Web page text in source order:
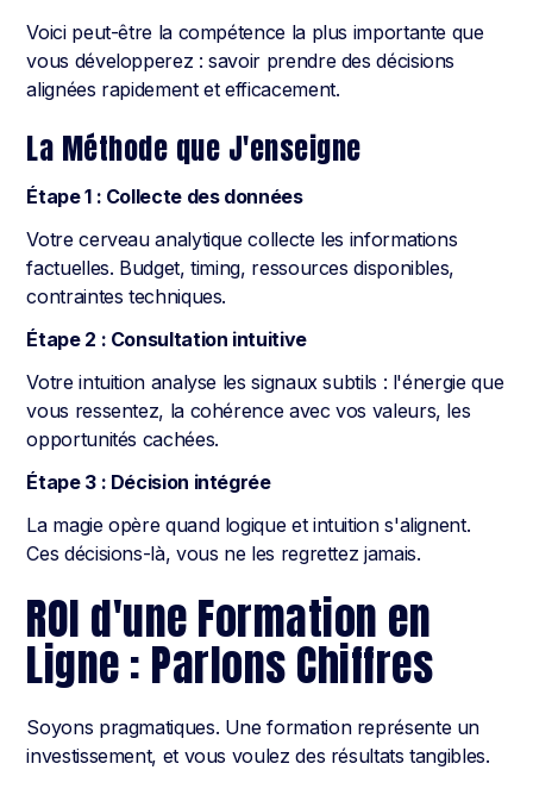
Voici peut-être la compétence la plus importante que
vous développerez : savoir prendre des décisions
alignées rapidement et efficacement.
La Méthode que J'enseigne
Étape 1 : Collecte des données
Votre cerveau analytique collecte les informations
factuelles. Budget, timing, ressources disponibles,
contraintes techniques.
Étape 2 : Consultation intuitive
Votre intuition analyse les signaux subtils : l'énergie que
vous ressentez, la cohérence avec vos valeurs, les
opportunités cachées.
Étape 3 : Décision intégrée
La magie opère quand logique et intuition s'alignent.
Ces décisions-là, vous ne les regrettez jamais.
ROI d'une Formation en
Ligne : Parlons Chiffres
Soyons pragmatiques. Une formation représente un
investissement, et vous voulez des résultats tangibles.